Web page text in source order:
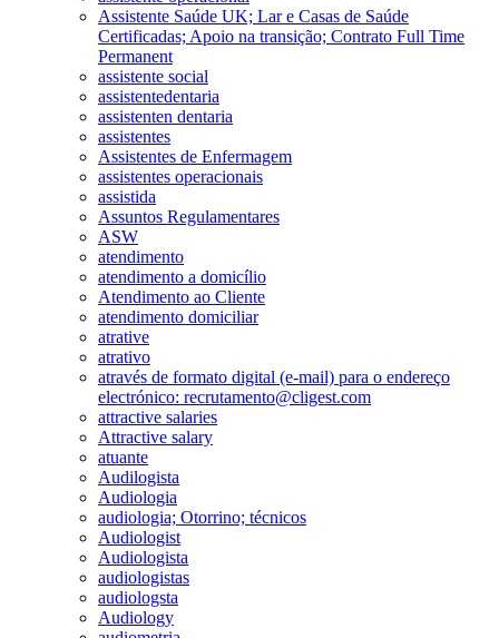
Assistente Saúde UK; Lar e Casas de Saúde
Certificadas; Apoio na transição; Contrato Full Time
Permanent
assistente social
assistentedentaria
assistenten dentaria
assistentes
Assistentes de Enfermagem
assistentes operacionais
assistida
Assuntos Regulamentares
ASW
atendimento
atendimento a domicílio
Atendimento ao Cliente
atendimento domiciliar
atrative
atrativo
através de formato digital (e-mail) para o endereço
electrónico: recrutamento@cligest.com
attractive salaries
Attractive salary
atuante
Audilogista
Audiologia
audiologia; Otorrino; técnicos
Audiologist
Audiologista
audiologistas
audiologsta
Audiology